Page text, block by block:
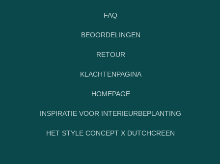
FAQ
BEOORDELINGEN
RETOUR
KLACHTENPAGINA
HOMEPAGE
INSPIRATIE VOOR INTERIEURBEPLANTING
HET STYLE CONCEPT X DUTCHCREEN